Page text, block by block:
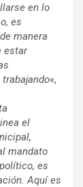
en lo
es
manera
estar
«,
el
mandato
es
Aquí es